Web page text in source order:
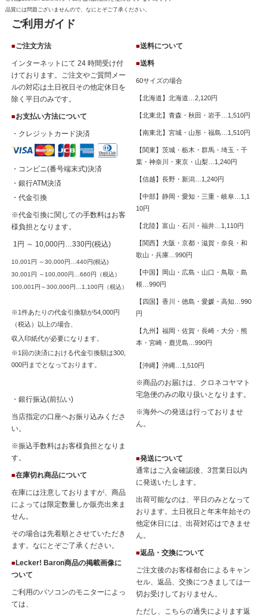
品質には問題ございませんので、なにとぞご了承ください。
ご利用ガイド
■ご注文方法
インターネットにて 24 時間受け付
けております。ご注文やご質問メー
ルの対応は土日祝日その他定休日を
除く平日のみです。
■お支払い方法について
・クレジットカード決済
・コンビニ(番号端末式)決済
・銀行ATM決済
・代金引換
※代金引換に関しての手数料はお客
様負担となります。
1円 ～ 10,000円…330円(税込)
10,001円 ～30,000円…440円(税込)
30,001円 ～100,000円…660円（税込）
100,001円～300,000円…1,100円（税込）
※1件あたりの代金引換額が54,000円
（税込）以上の場合、
収入印紙代が必要になります。
※1回の決済における代金引換額は300,
000円までとなっております。
・銀行振込(前払い)
当店指定の口座へお振り込みくださ
い。
※振込手数料はお客様負担となりま
す。
■在庫切れ商品について
在庫には注意しておりますが、商品
によっては限定数量しか販売出来ま
せん。
その場合は先着順とさせていただき
ます。なにとぞご了承ください。
■Lecker! Baron商品の掲載画像に
ついて
ご利用のパソコンのモニターによっ
ては、
■送料について
■送料
60サイズの場合
【北海道】北海道…2,120円
【北東北】青森・秋田・岩手…1,510円
【南東北】宮城・山形・福島…1,510円
【関東】茨城・栃木・群馬・埼玉・千
葉・神奈川・東京・山梨…1,240円
【信越】長野・新潟…1,240円
【中部】静岡・愛知・三重・岐阜…1,1
10円
【北陸】富山・石川・福井…1,110円
【関西】大阪・京都・滋賀・奈良・和
歌山・兵庫…990円
【中国】岡山・広島・山口・鳥取・島
根…990円
【四国】香川・徳島・愛媛・高知…990
円
【九州】福岡・佐賀・長崎・大分・熊
本・宮崎・鹿児島…990円
【沖縄】沖縄…1,510円
※商品のお届けは、クロネコヤマト
宅急便のみの取り扱いとなります。
※海外への発送は行っておりませ
ん。
■発送について
通常はご入金確認後、3営業日以内
に発送いたします。
出荷可能なのは、平日のみとなって
おります。土日祝日と年末年始その
他定休日には、出荷対応はできませ
ん。
■返品・交換について
ご注文後のお客様都合によるキャン
セル、返品、交換につきましては一
切お受けしておりません。
ただし、こちらの過失によります返